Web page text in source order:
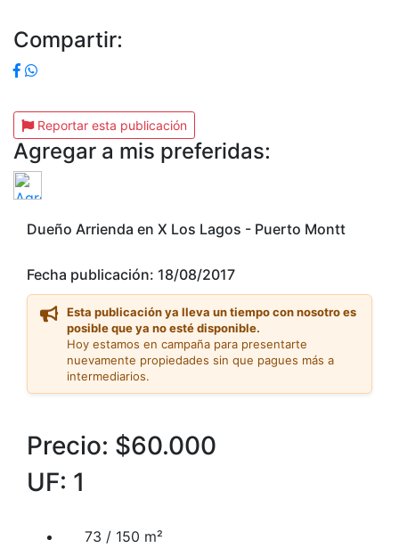
Compartir:
Reportar esta publicación
Agregar a mis preferidas:
Dueño Arrienda en X Los Lagos - Puerto Montt
Fecha publicación: 18/08/2017
Esta publicación ya lleva un tiempo con nosotro es
posible que ya no esté disponible.
Hoy estamos en campaña para presentarte
nuevamente propiedades sin que pagues más a
intermediarios.
Precio: $60.000
UF: 1
73 / 150 m²